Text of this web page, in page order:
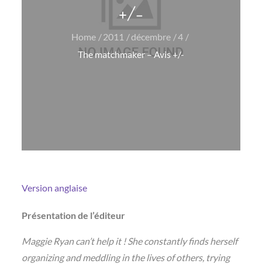
+/-
Home 2011 décembre
4
The matchmaker – Avis +/-
Version anglaise
Présentation de l’éditeur
Maggie Ryan can’t help it ! She constantly finds herself
organizing and meddling in the lives of others, trying